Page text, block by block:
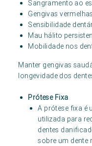
Sangramento ao
Gengivas
Sensibilidade
Mau hálito
Mobilidade nos
Manter gengivas
longevidade dos
Prótese Fixa
A prótese fixa é
utilizada para
dentes
sobre um dente